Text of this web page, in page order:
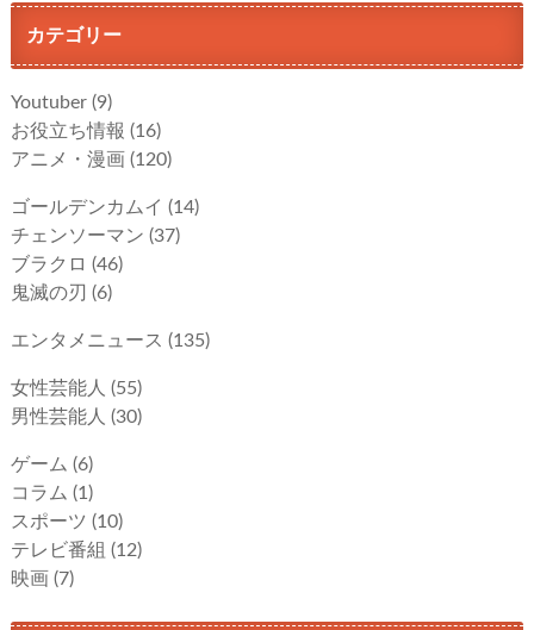
カテゴリー
Youtuber (9)
お役立ち情報 (16)
アニメ・漫画 (120)
ゴールデンカムイ (14)
チェンソーマン (37)
ブラクロ (46)
鬼滅の刃 (6)
エンタメニュース (135)
女性芸能人 (55)
男性芸能人 (30)
ゲーム (6)
コラム (1)
スポーツ (10)
テレビ番組 (12)
映画 (7)